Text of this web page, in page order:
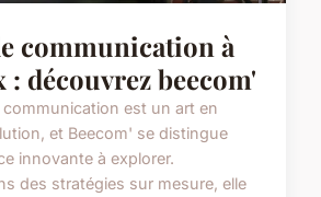
communication à
: découvrez beecom'
communication est un art en
et Beecom' se distingue
innovante à explorer.
des stratégies sur mesure, elle